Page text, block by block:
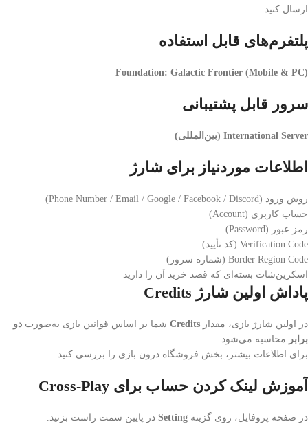
ارسال کنید.
پلتفرم‌های قابل استفاده
Foundation: Galactic Frontier (Mobile & PC)
سرور قابل پشتیبانی
International Server (بین‌المللی)
اطلاعات موردنیاز برای شارژ
روش ورود (Phone Number / Email / Google / Facebook / Discord)
حساب کاربری (Account)
رمز عبور (Password)
Verification Code (کد تأیید)
Border Region Code (شماره سرور)
اسکرین‌شات بسته‌ای که قصد خرید آن را دارید
پاداش اولین شارژ Credits
در اولین شارژ بازی، مقدار Credits شما بر اساس قوانین بازی به‌صورت دو
برابر محاسبه می‌شود.
برای اطلاعات بیشتر، بخش فروشگاه درون بازی را بررسی کنید.
آموزش لینک کردن حساب برای Cross-Play
در صفحه پروفایل، روی گزینه Setting در پایین سمت راست بزنید.